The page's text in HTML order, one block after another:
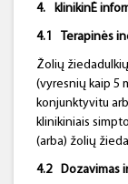
4. klinikinĖ
4.1 Terapinės
Žolių
(vyresnių kaip 5
konjunktyvitu
klinikiniais
(arba) žolių
4.2 Dozavimas